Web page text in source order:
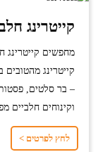
קייטרינג
מחפשים קייטרינג
קייטרינג
– בר סלטים,
וקינוחים חלביים
לחץ לפרטים >